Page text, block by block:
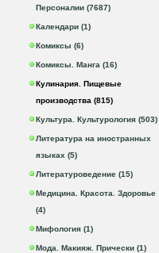
Персоналии (7687)
Календари (1)
Комиксы (6)
Комиксы. Манга (16)
Кулинария. Пищевые
производства (815)
Культура. Культурология (503)
Литература на иностранных
языках (5)
Литературоведение (15)
Медицина. Красота. Здоровье
(4)
Мифология (1)
Мода. Макияж. Прически (1)